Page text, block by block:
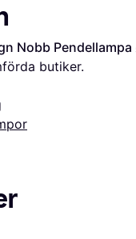
Nobb
butiker.